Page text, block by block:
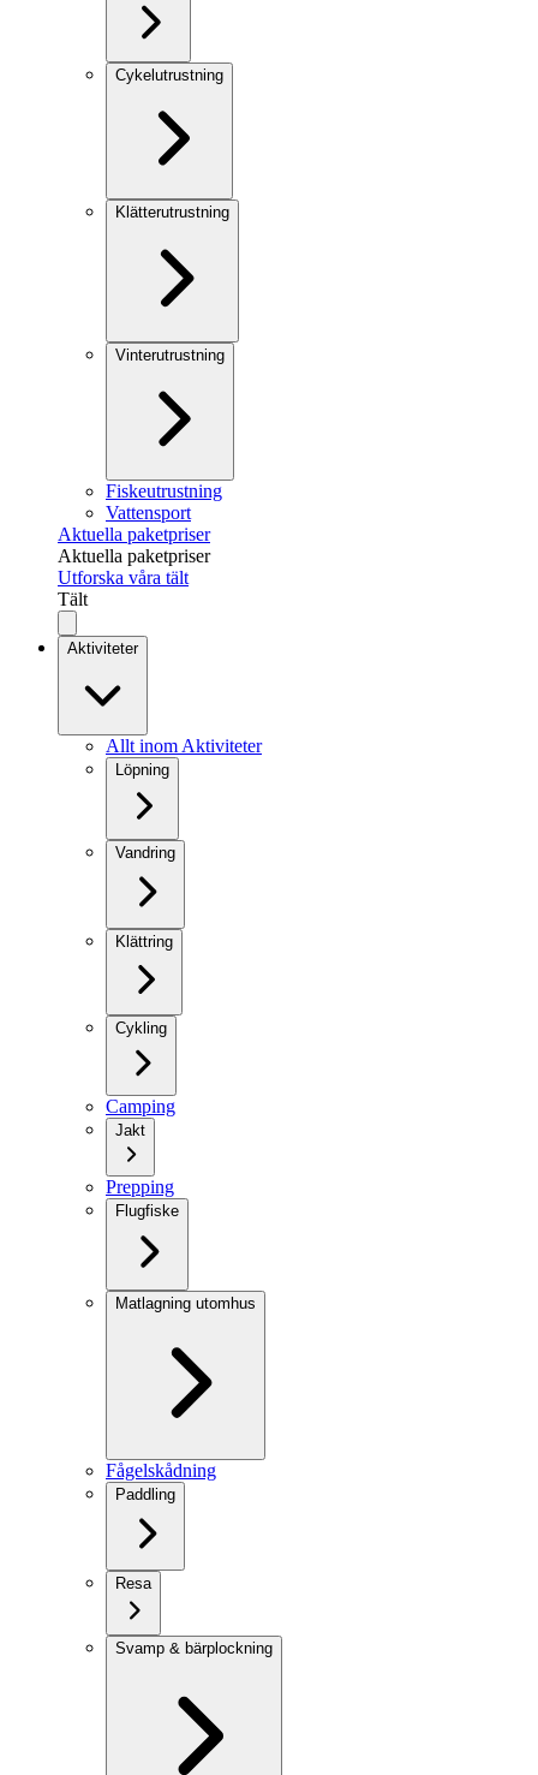
Cykelutrustning
Klätterutrustning
Vinterutrustning
Fiskeutrustning
Vattensport
Aktuella paketpriser
Aktuella paketpriser
Utforska våra tält
Tält
Aktiviteter
Allt inom Aktiviteter
Löpning
Vandring
Klättring
Cykling
Camping
Jakt
Prepping
Flugfiske
Matlagning utomhus
Fågelskådning
Paddling
Resa
Svamp & bärplockning